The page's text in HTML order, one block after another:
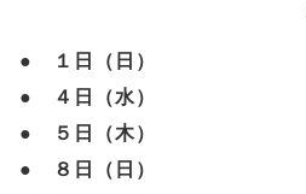
●
１日（日）
●
４日（水）
●
５日（木）
●
８日（日）